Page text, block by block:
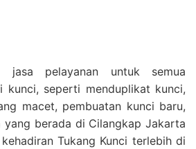
jasa pelayanan untuk semua
kunci, seperti menduplikat kunci,
macet, pembuatan kunci baru,
yang berada di Cilangkap Jakarta
Tukang Kunci terlebih di